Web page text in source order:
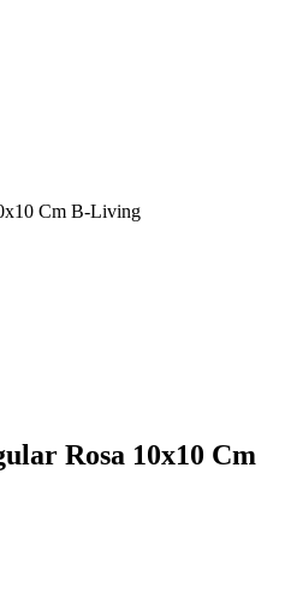
Cm B-Living
Rosa 10x10 Cm